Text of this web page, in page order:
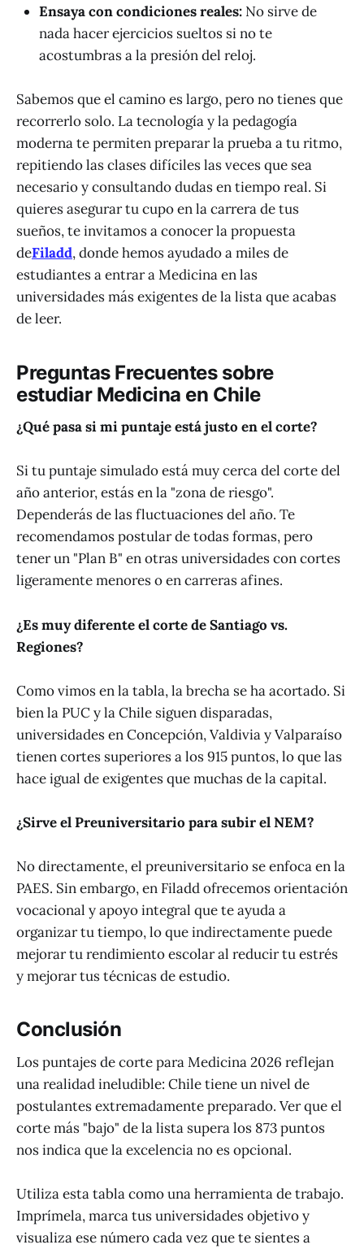
Ensaya con condiciones reales: No sirve de
nada hacer ejercicios sueltos si no te
acostumbras a la presión del reloj.
Sabemos que el camino es largo, pero no tienes que
recorrerlo solo. La tecnología y la pedagogía
moderna te permiten preparar la prueba a tu ritmo,
repitiendo las clases difíciles las veces que sea
necesario y consultando dudas en tiempo real. Si
quieres asegurar tu cupo en la carrera de tus
sueños, te invitamos a conocer la propuesta
deFiladd, donde hemos ayudado a miles de
estudiantes a entrar a Medicina en las
universidades más exigentes de la lista que acabas
de leer.
Preguntas Frecuentes sobre
estudiar Medicina en Chile
¿Qué pasa si mi puntaje está justo en el corte?
Si tu puntaje simulado está muy cerca del corte del
año anterior, estás en la "zona de riesgo".
Dependerás de las fluctuaciones del año. Te
recomendamos postular de todas formas, pero
tener un "Plan B" en otras universidades con cortes
ligeramente menores o en carreras afines.
¿Es muy diferente el corte de Santiago vs.
Regiones?
Como vimos en la tabla, la brecha se ha acortado. Si
bien la PUC y la Chile siguen disparadas,
universidades en Concepción, Valdivia y Valparaíso
tienen cortes superiores a los 915 puntos, lo que las
hace igual de exigentes que muchas de la capital.
¿Sirve el Preuniversitario para subir el NEM?
No directamente, el preuniversitario se enfoca en la
PAES. Sin embargo, en Filadd ofrecemos orientación
vocacional y apoyo integral que te ayuda a
organizar tu tiempo, lo que indirectamente puede
mejorar tu rendimiento escolar al reducir tu estrés
y mejorar tus técnicas de estudio.
Conclusión
Los puntajes de corte para Medicina 2026 reflejan
una realidad ineludible: Chile tiene un nivel de
postulantes extremadamente preparado. Ver que el
corte más "bajo" de la lista supera los 873 puntos
nos indica que la excelencia no es opcional.
Utiliza esta tabla como una herramienta de trabajo.
Imprímela, marca tus universidades objetivo y
visualiza ese número cada vez que te sientes a